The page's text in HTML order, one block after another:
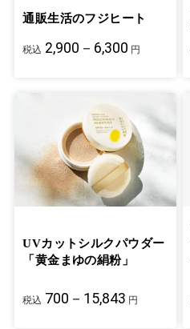
通販生活のフジヒート
税込 2,900－6,300 円
UVカットシルクパウダー
「黄金まゆの絹粉」
税込 700－15,843 円